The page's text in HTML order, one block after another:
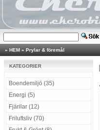
» HEM » Prylar & föremål
KATEGORIER
Boendemiljö (35)
Energi (5)
Fjärilar (12)
Friluftsliv (70)